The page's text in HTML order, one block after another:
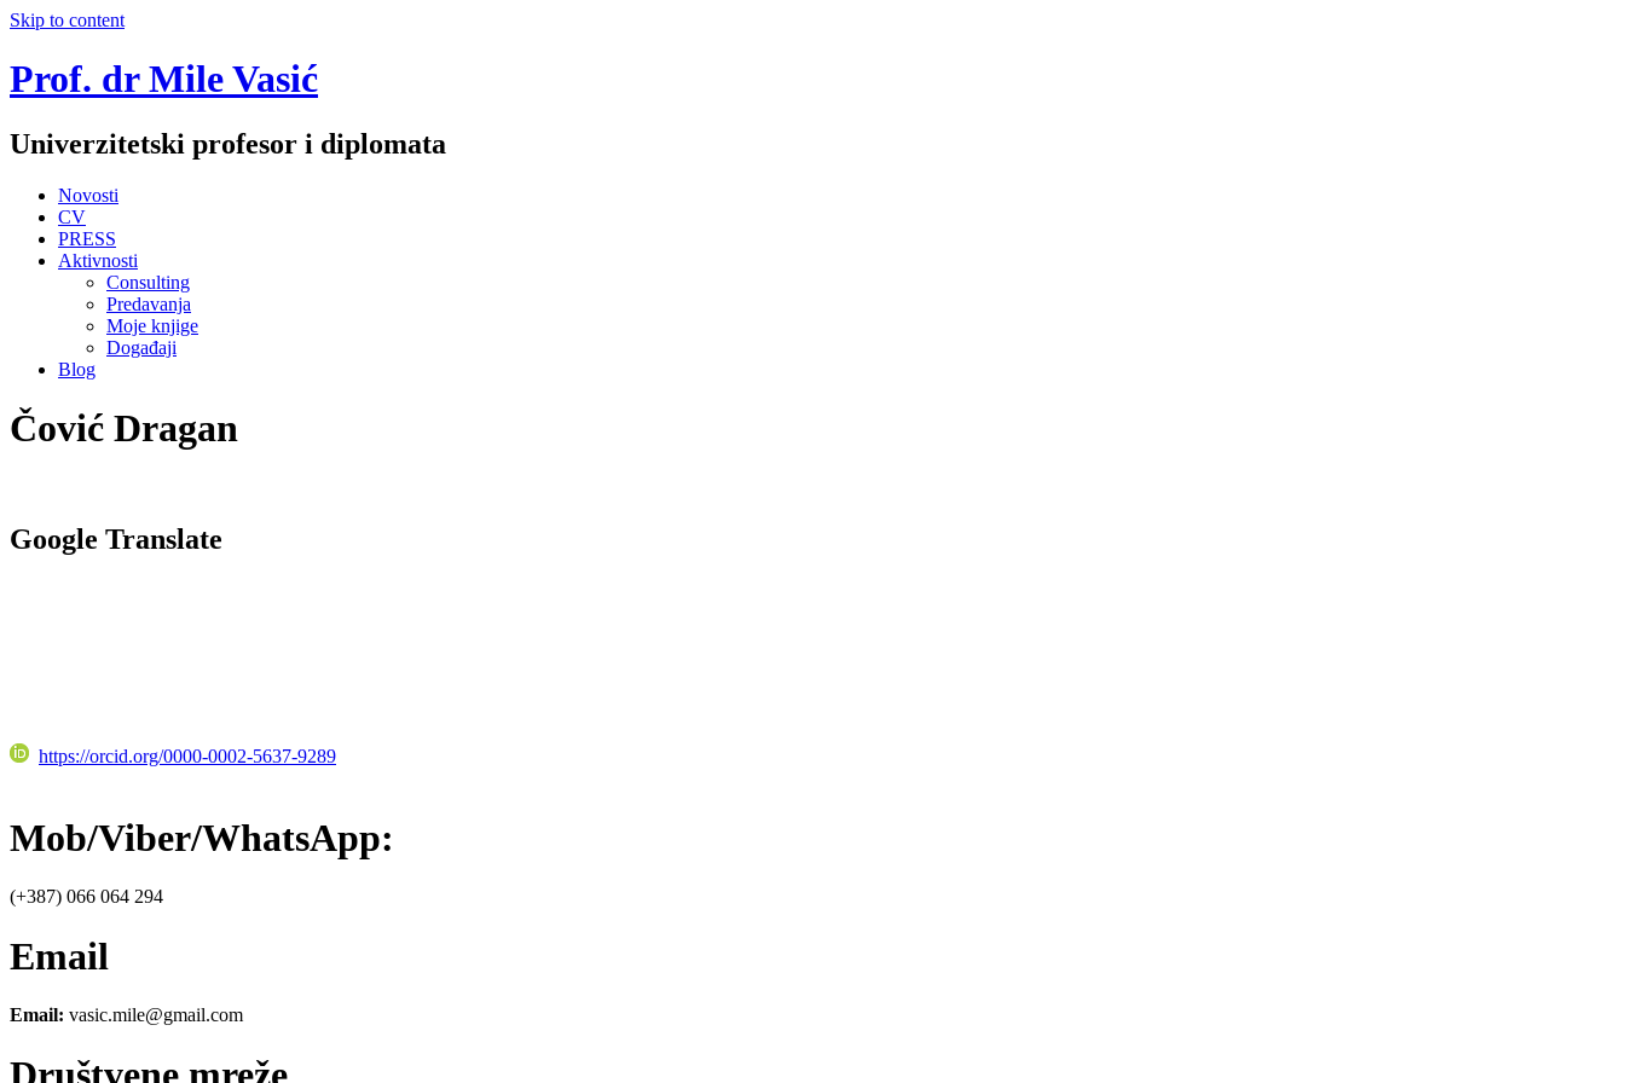
Skip to content
Prof. dr Mile Vasić
Univerzitetski profesor i diplomata
Novosti
CV
PRESS
Aktivnosti
Consulting
Predavanja
Moje knjige
Događaji
Blog
Čović Dragan
Google Translate
https://orcid.org/0000-0002-5637-9289
Mob/Viber/WhatsApp:
(+387) 066 064 294
Email
Email: vasic.mile@gmail.com
Društvene mreže